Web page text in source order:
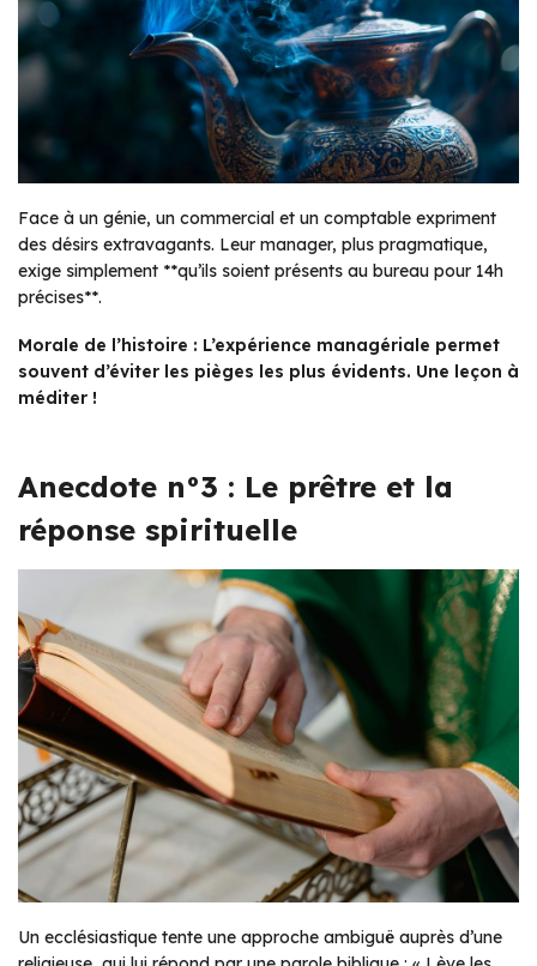
Face à un génie, un commercial et un comptable expriment
des désirs extravagants. Leur manager, plus pragmatique,
exige simplement **qu’ils soient présents au bureau pour 14h
précises**.
Morale de l’histoire : L’expérience managériale permet
souvent d’éviter les pièges les plus évidents. Une leçon à
méditer !
Anecdote n°3 : Le prêtre et la
réponse spirituelle
Un ecclésiastique tente une approche ambiguë auprès d’une